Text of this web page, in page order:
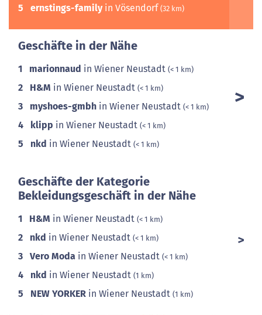
5 ernstings-familyin Vösendorf (32 km)
Geschäfte in der Nähe
1 marionnaud in Wiener Neustadt (< 1 km)
2 H&M in Wiener Neustadt (< 1 km)
3 myshoes-gmbh in Wiener Neustadt (< 1 km)
4 klipp in Wiener Neustadt (< 1 km)
5 nkd in Wiener Neustadt (< 1 km)
Geschäfte der Kategorie
Bekleidungsgeschäft in der Nähe
1 H&M in Wiener Neustadt (< 1 km)
2 nkd in Wiener Neustadt (< 1 km)
3 Vero Moda in Wiener Neustadt (< 1 km)
4 nkd in Wiener Neustadt (1 km)
5 NEW YORKER in Wiener Neustadt (1 km)